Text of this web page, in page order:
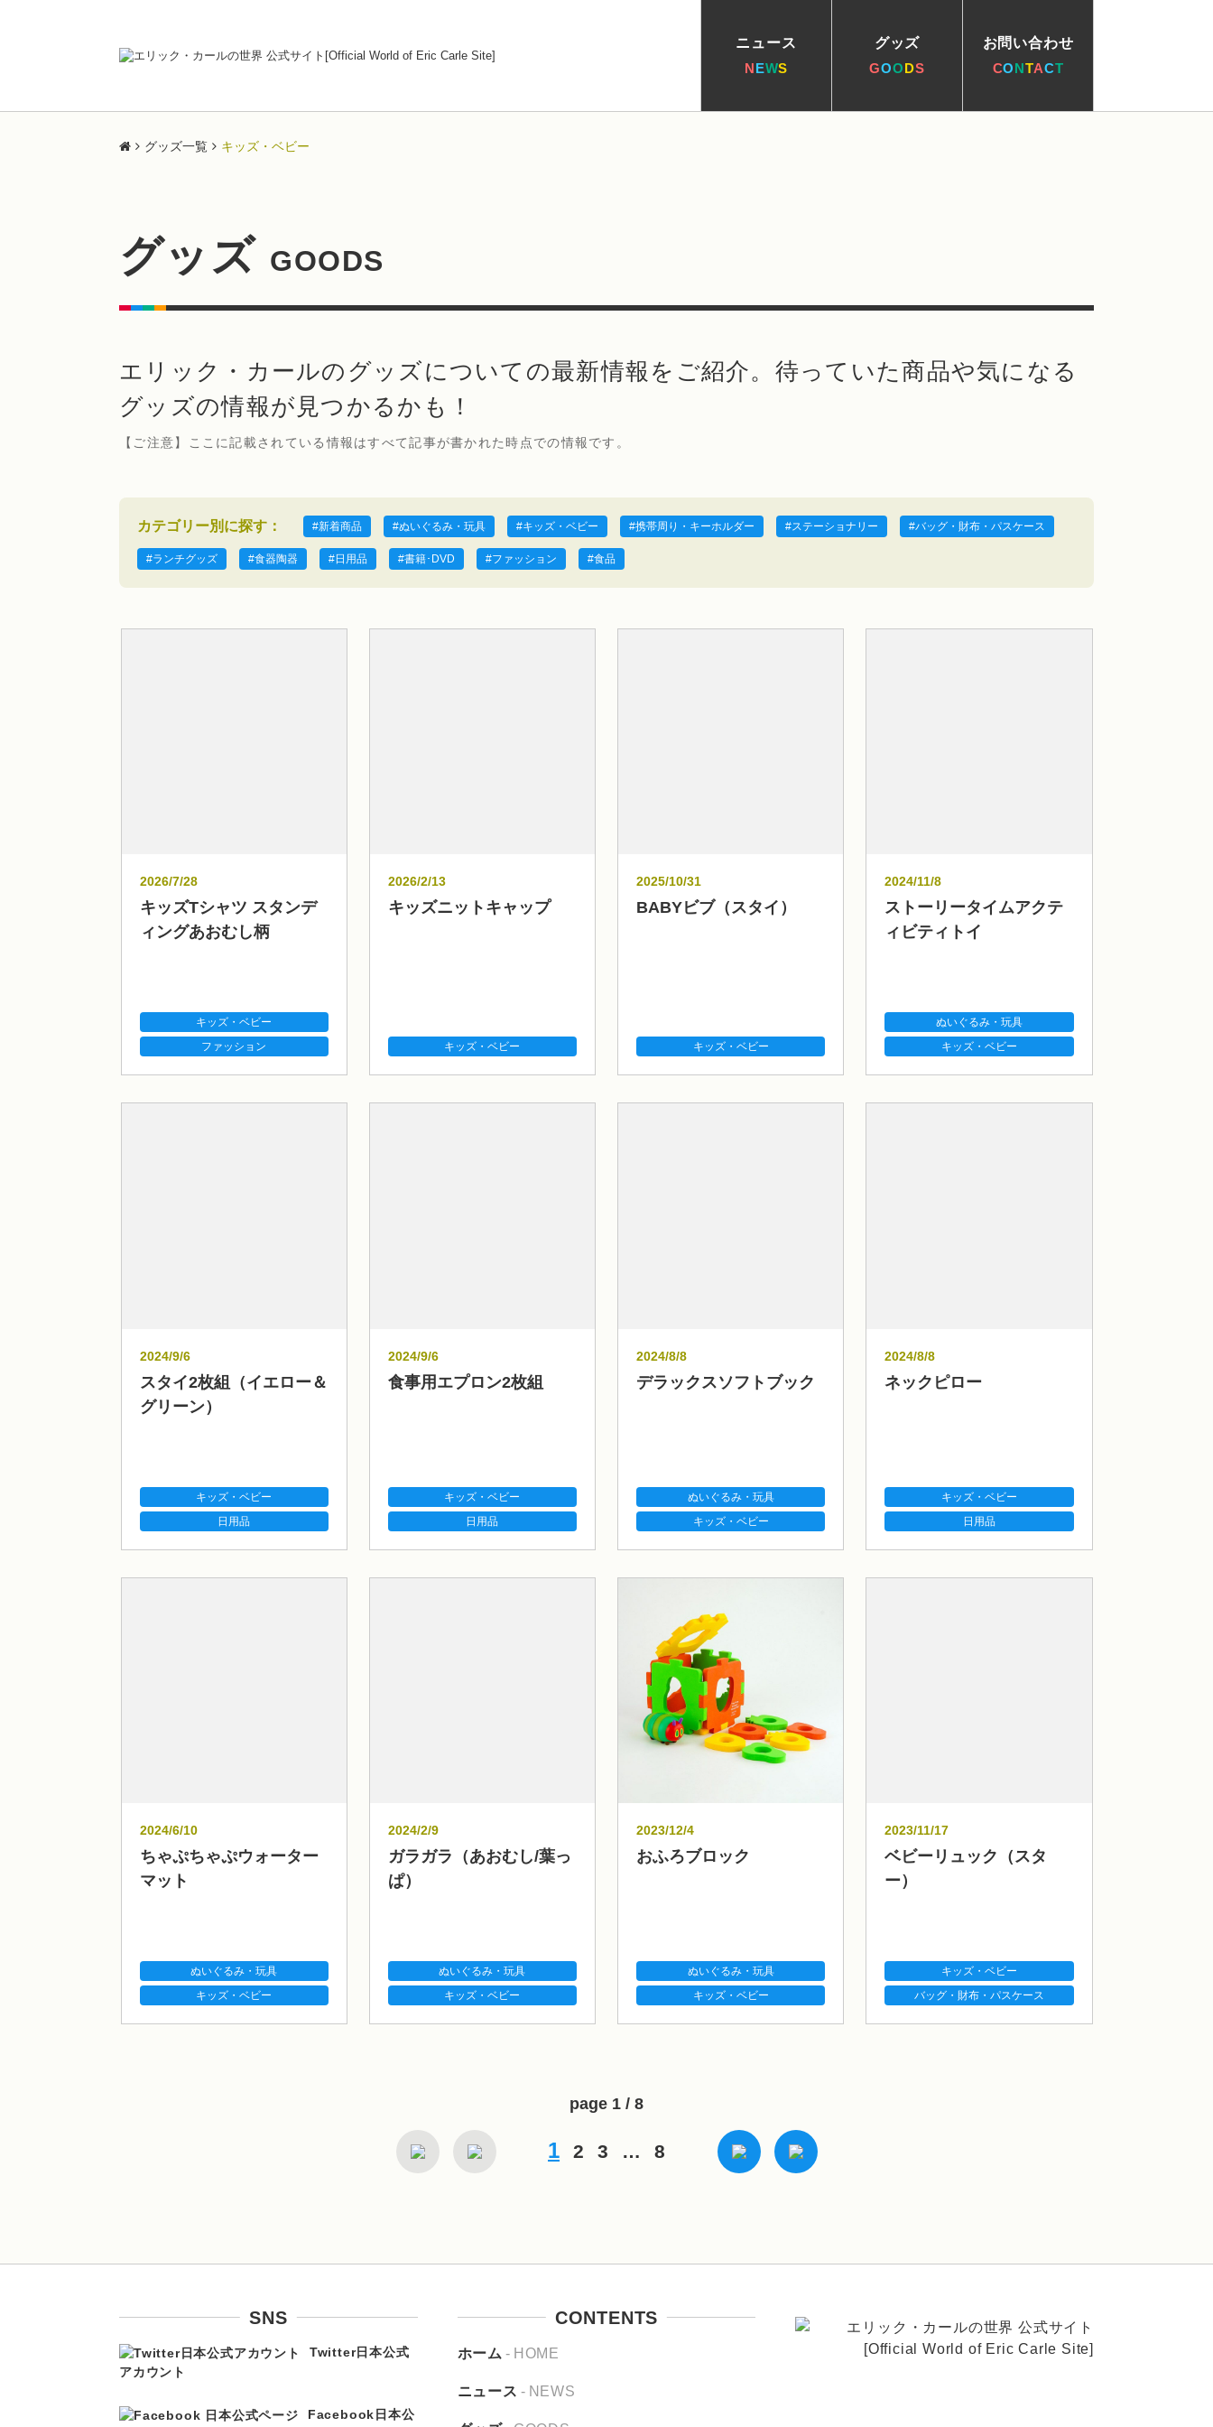
ニュース
NEWS
グッズ
GOODS
お問い合わせ
CONTACT
グッズ一覧 キッズ・ベビー
グッズ GOODS
エリック・カールのグッズについての最新情報をご紹介。待っていた商品や気になる
グッズの情報が見つかるかも！
【ご注意】ここに記載されている情報はすべて記事が書かれた時点での情報です。
新着商品 ぬいぐるみ・玩具 キッズ・ベビー 携帯周り・キーホルダー ステーショナリー バッグ・財布・パスケース
ランチグッズ 食器陶器 日用品 書籍･DVD ファッション 食品
2026/7/28
キッズTシャツ スタンデ
ィングあおむし柄
キッズ・ベビー
ファッション
2026/2/13
キッズニットキャップ
キッズ・ベビー
2025/10/31
BABYビブ（スタイ）
キッズ・ベビー
2024/11/8
ストーリータイムアクテ
ィビティトイ
ぬいぐるみ・玩具
キッズ・ベビー
2024/9/6
スタイ2枚組（イエロー＆
グリーン）
キッズ・ベビー
日用品
2024/9/6
食事用エプロン2枚組
キッズ・ベビー
日用品
2024/8/8
デラックスソフトブック
ぬいぐるみ・玩具
キッズ・ベビー
2024/8/8
ネックピロー
キッズ・ベビー
日用品
2024/6/10
ちゃぷちゃぷウォーター
マット
ぬいぐるみ・玩具
キッズ・ベビー
2024/2/9
ガラガラ（あおむし/葉っ
ぱ）
ぬいぐるみ・玩具
キッズ・ベビー
2023/12/4
おふろブロック
ぬいぐるみ・玩具
キッズ・ベビー
2023/11/17
ベビーリュック（スタ
ー）
キッズ・ベビー
バッグ・財布・パスケース
page 1 / 8
1 2 3 … 8
SNS
Twitter日本公式
アカウント
Facebook 日本公
CONTENTS
ホーム HOME
ニュース NEWS